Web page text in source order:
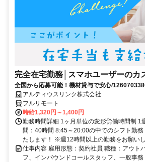
完全在宅勤務│スマホユーザーのカ
全国から応募可能！機材貸与で安心/
アルティウスリンク株式会社
フルリモート
時給1,320円～1,400円
勤務時間詳細 1ヶ月単位の変形労働時間制 1
間：40時間 8:45～20:00の中でのシフト勤
たします！ ※週12時間以上の勤務をお願いし
仕事内容 雇用形態：契約社員 職種：アウト
フ、インバウンドコールスタッフ、一般事